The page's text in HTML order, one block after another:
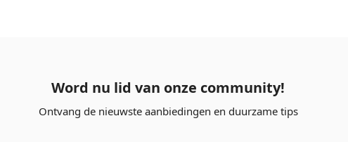
Word nu lid van onze community!
Ontvang de nieuwste aanbiedingen en duurzame tips